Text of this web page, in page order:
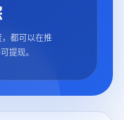
都可以在推
提现。